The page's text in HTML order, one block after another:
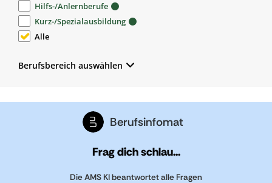
Hilfs-/Anlernberufe
Kurz-/Spezialausbildung
Alle
Berufsbereich auswählen
Berufsinfomat
Frag dich schlau...
Die AMS KI beantwortet alle Fragen